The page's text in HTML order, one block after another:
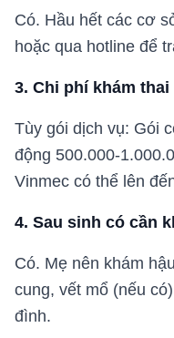
Có. Hầu hết các cơ
hoặc qua hotline để
3. Chi phí khám
Tùy gói dịch vụ: Gói
động 500.000-
Vinmec có thể lên
4. Sau sinh có cần
Có. Mẹ nên khám
cung, vết mổ (nếu
đình.